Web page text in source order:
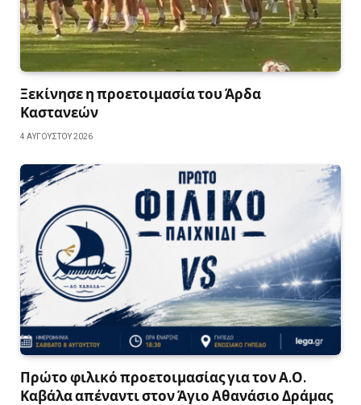
Ξεκίνησε η προετοιμασία του Άρδα
Καστανεών
4 ΑΥΓΟΎΣΤΟΥ 2026
Πρώτο φιλικό προετοιμασίας για τον Α.Ο.
Καβάλα απέναντι στον Άγιο Αθανάσιο Δράμας